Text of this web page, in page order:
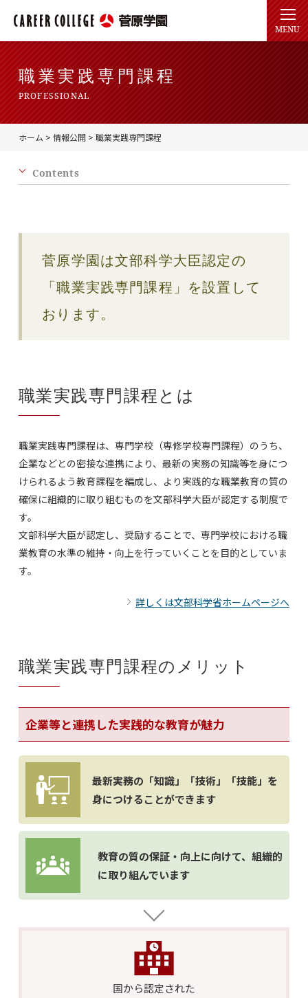
職業実践専門課程
PROFESSIONAL
ホーム > 情報公開 > 職業実践専門課程
Contents
菅原学園は文部科学大臣認定の
「職業実践専門課程」を設置して
おります。
職業実践専門課程とは
職業実践専門課程は、専門学校（専修学校専門課程）のうち、
企業などとの密接な連携により、最新の実務の知識等を身につ
けられるよう教育課程を編成し、より実践的な職業教育の質の
確保に組織的に取り組むものを文部科学大臣が認定する制度で
す。
文部科学大臣が認定し、奨励することで、専門学校における職
業教育の水準の維持・向上を行っていくことを目的としていま
す。
詳しくは文部科学省ホームページへ
職業実践専門課程のメリット
企業等と連携した実践的な教育が魅力
最新実務の「知識」「技術」「技能」を
身につけることができます
教育の質の保証・向上に向けて、組織的
に取り組んでいます
国から認定された